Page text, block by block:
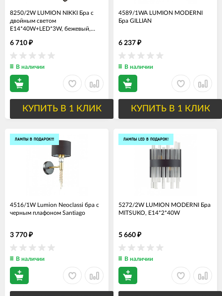
8250/2W LUMION NIKKI Бра с
двойным светом
Е14*40W+LED*3W, бежевый,
выключателя
6 710 ₽
В наличии
КУПИТЬ В 1 КЛИК
4589/1WA LUMION MODERNI
Бра GILLIAN
6 237 ₽
В наличии
КУПИТЬ В 1 КЛИК
ЛАМПЫ В ПОДАРОК!!!
4516/1W Lumion Neoclassi бра с
черным плафоном Santiago
3 770 ₽
В наличии
ЛАМПЫ LED В ПОДАРОК!
5272/2W LUMION MODERNI Бра
MITSUKO, Е14*2*40W
5 660 ₽
В наличии